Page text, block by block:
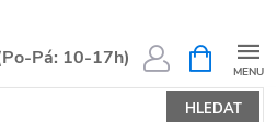
HLEDAT
NÁKUPNÍ
KOŠÍK